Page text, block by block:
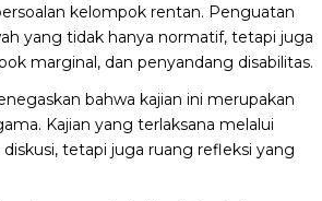
kelompok rentan. Penguatan
yang tidak hanya normatif, tetapi juga
marginal, dan penyandang disabilitas.
bahwa kajian ini merupakan
Kajian yang terlaksana melalui
tetapi juga ruang refleksi yang